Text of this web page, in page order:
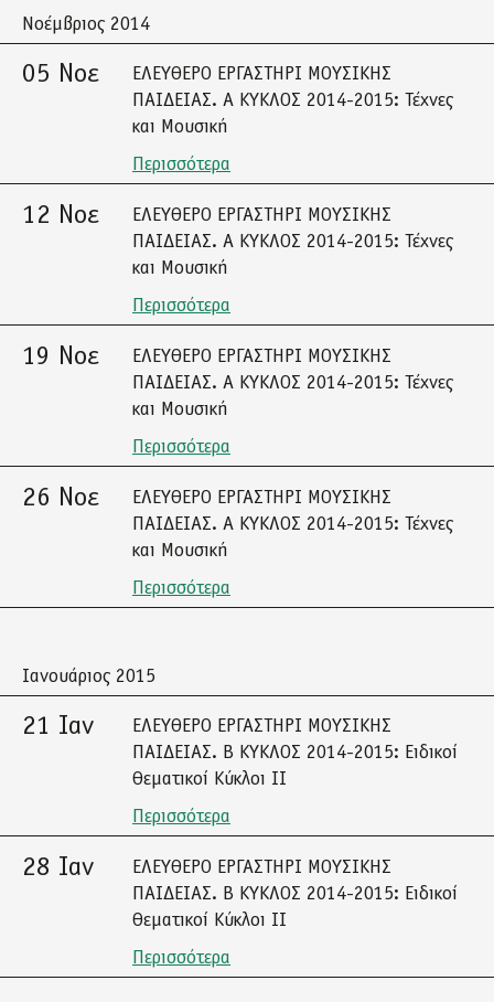
Νοέμβριος 2014
05 Νοε
ΕΛΕΥΘΕΡΟ ΕΡΓΑΣΤΗΡΙ ΜΟΥΣΙΚΗΣ
ΠΑΙΔΕΙΑΣ. A ΚΥΚΛΟΣ 2014-2015: Τέχνες
και Μουσική
Περισσότερα
12 Νοε
ΕΛΕΥΘΕΡΟ ΕΡΓΑΣΤΗΡΙ ΜΟΥΣΙΚΗΣ
ΠΑΙΔΕΙΑΣ. A ΚΥΚΛΟΣ 2014-2015: Τέχνες
και Μουσική
Περισσότερα
19 Νοε
ΕΛΕΥΘΕΡΟ ΕΡΓΑΣΤΗΡΙ ΜΟΥΣΙΚΗΣ
ΠΑΙΔΕΙΑΣ. A ΚΥΚΛΟΣ 2014-2015: Τέχνες
και Μουσική
Περισσότερα
26 Νοε
ΕΛΕΥΘΕΡΟ ΕΡΓΑΣΤΗΡΙ ΜΟΥΣΙΚΗΣ
ΠΑΙΔΕΙΑΣ. A ΚΥΚΛΟΣ 2014-2015: Τέχνες
και Μουσική
Περισσότερα
Ιανουάριος 2015
21 Ιαν
ΕΛΕΥΘΕΡΟ ΕΡΓΑΣΤΗΡΙ ΜΟΥΣΙΚΗΣ
ΠΑΙΔΕΙΑΣ. Β ΚΥΚΛΟΣ 2014-2015: Ειδικοί
Θεματικοί Κύκλοι ΙΙ
Περισσότερα
28 Ιαν
ΕΛΕΥΘΕΡΟ ΕΡΓΑΣΤΗΡΙ ΜΟΥΣΙΚΗΣ
ΠΑΙΔΕΙΑΣ. Β ΚΥΚΛΟΣ 2014-2015: Ειδικοί
Θεματικοί Κύκλοι ΙΙ
Περισσότερα